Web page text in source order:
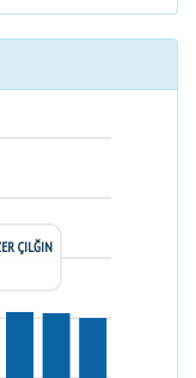
ÇILĞIN